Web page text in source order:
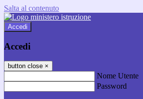
Salta al contenuto
Accedi
Accedi
button close ×
Nome Utente
Password